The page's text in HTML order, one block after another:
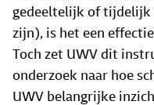
gedeeltelijk of tijdelijk
zijn), is het een
Toch zet UWV dit
onderzoek naar hoe
UWV belangrijke